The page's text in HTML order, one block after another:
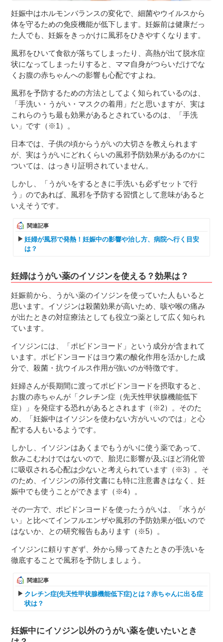
妊娠中はホルモンバランスの変化で、細菌やウイルスから
体を守るための免疫機能が低下します。妊娠前は健康だっ
た人でも、妊娠をきっかけに風邪をひきやすくなります。
風邪をひいて食欲が落ちてしまったり、高熱が出て脱水症
状になってしまったりすると、ママ自身がつらいだけでな
くお腹の赤ちゃんへの影響も心配ですよね。
風邪を予防するための方法としてよく知られているのは、
「手洗い・うがい・マスクの着用」だと思いますが、実は
これらのうち最も効果があるとされているのは、「手洗
い」です（※1）。
日本では、子供の頃からうがいの大切さを教えられます
が、実はうがいにどれくらいの風邪予防効果があるのかに
ついては、はっきり証明されていません。
しかし、「うがいをするときに手洗いも必ずセットで行
う」のであれば、風邪を予防する習慣として意味があると
いえそうです。
関連記事
妊婦が風邪で発熱！妊娠中の影響や治し方、病院へ行く目安
は？
妊婦はうがい薬のイソジンを使える？効果は？
妊娠前から、うがい薬のイソジンを使っていた人もいると
思います。イソジンは殺菌効果が高いため、咳や喉の痛み
が出たときの対症療法としても役立つ薬として広く知られ
ています。
イソジンには、「ポビドンヨード」という成分が含まれて
います。ポビドンヨードはヨウ素の酸化作用を活かした成
分で、殺菌・抗ウイルス作用が強いのが特徴です。
妊婦さんが長期間に渡ってポビドンヨードを摂取すると、
お腹の赤ちゃんが「クレチン症（先天性甲状腺機能低下
症）」を発症する恐れがあるとされます（※2）。そのた
め、「妊娠中はイソジンを使わない方がいいのでは」と心
配する人もいるようです。
しかし、イソジンはあくまでもうがいに使う薬であって、
飲みこむわけではないので、胎児に影響が及ぶほど消化管
に吸収される心配は少ないと考えられています（※3）。そ
のため、イソジンの添付文書にも特に注意書きはなく、妊
娠中でも使うことができます（※4）。
その一方で、ポピドンヨードを使ったうがいは、「水うが
い」と比べてインフルエンザや風邪の予防効果が低いので
はないか、との研究報告もあります（※5）。
イソジンに頼りすぎず、外から帰ってきたときの手洗いを
徹底することで風邪を予防しましょう。
関連記事
クレチン症(先天性甲状腺機能低下症)とは？赤ちゃんに出る症
状は？
妊娠中にイソジン以外のうがい薬を使いたいとき